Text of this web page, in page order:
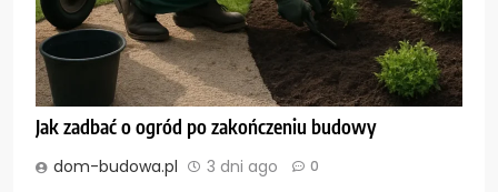
Jak zadbać o ogród po zakończeniu budowy
dom-budowa.pl 3 dni ago 0